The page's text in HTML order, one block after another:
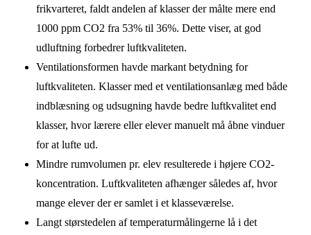
frikvarteret, faldt andelen af klasser der målte mere end
1000 ppm CO2 fra 53% til 36%. Dette viser, at god
udluftning forbedrer luftkvaliteten.
Ventilationsformen havde markant betydning for
luftkvaliteten. Klasser med et ventilationsanlæg med både
indblæsning og udsugning havde bedre luftkvalitet end
klasser, hvor lærere eller elever manuelt må åbne vinduer
for at lufte ud.
Mindre rumvolumen pr. elev resulterede i højere CO2-
koncentration. Luftkvaliteten afhænger således af, hvor
mange elever der er samlet i et klasseværelse.
Langt størstedelen af temperaturmålingerne lå i det